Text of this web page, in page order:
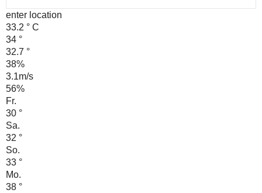
enter location
33.2 ° C
34 °
32.7 °
38%
3.1m/s
56%
Fr.
30 °
Sa.
32 °
So.
33 °
Mo.
38 °